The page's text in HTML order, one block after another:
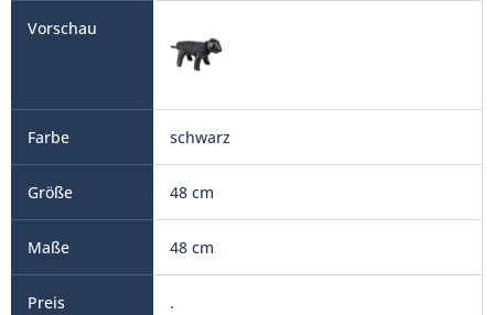
schwarz
48 cm
48 cm
.